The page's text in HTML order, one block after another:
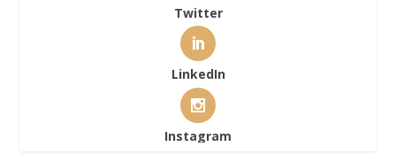
Twitter
LinkedIn
Instagram